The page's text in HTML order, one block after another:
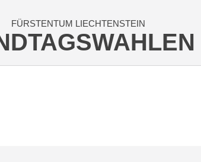
FÜRSTENTUM LIECHTENSTEIN